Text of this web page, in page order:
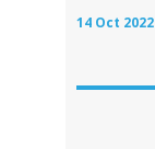
14 Oct 2022